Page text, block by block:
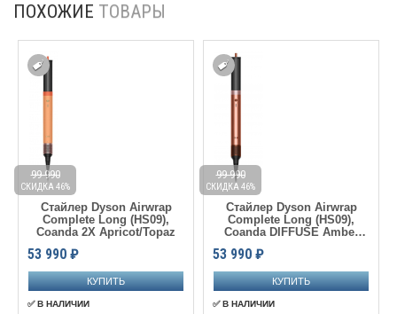
ПОХОЖИЕ ТОВАРЫ
Стайлер Dyson Airwrap
Complete Long (HS09),
Coanda 2X Apricot/Topaz
53 990 ₽
99 990
СКИДКА 46%
✅ В НАЛИЧИИ
Стайлер Dyson Airwrap
Complete Long (HS09),
Coanda DIFFUSE Amber
53 990 ₽
99 990
СКИДКА 46%
✅ В НАЛИЧИИ